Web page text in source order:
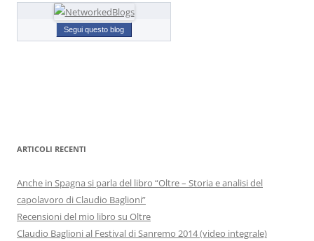
Segui questo blog
ARTICOLI RECENTI
Anche in Spagna si parla del libro “Oltre – Storia e analisi del
capolavoro di Claudio Baglioni”
Recensioni del mio libro su Oltre
Claudio Baglioni al Festival di Sanremo 2014 (video integrale)